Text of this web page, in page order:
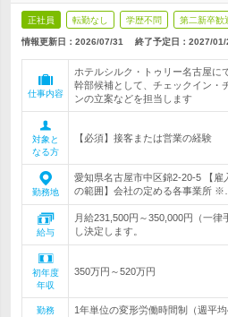
正社員 転勤なし 学歴不問 第二新卒歓
情報更新日：2026/07/31 終了予定日： 2027/01/
仕事内容
ホテルシルク・トゥリー名古屋に
幹部候補として、チェックイン・
ンの立案などを担当します
対象と
なる方
【必須】接客または営業の経験
勤務地
愛知県名古屋市中区錦2-20-5 【雇
の範囲】会社の定める各事業所 ※…
給与
月給231,500円～350,000円（一
し決定します。
初年度
年収
350万円～520万円
勤務
1年単位の変形労働時間制（週平